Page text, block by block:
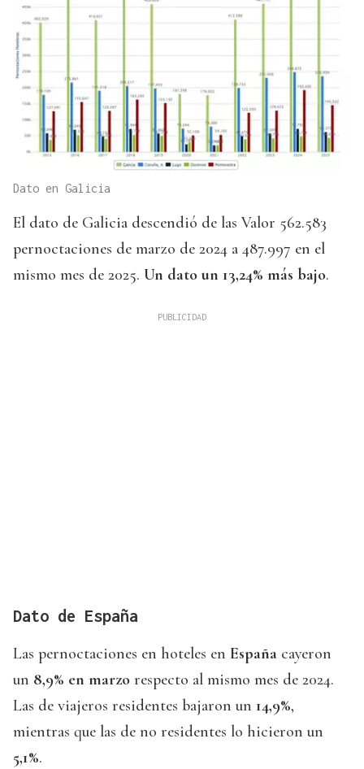
Dato en Galicia
El dato de Galicia descendió de las Valor 562.583
pernoctaciones de marzo de 2024 a 487.997 en el
mismo mes de 2025. Un dato un 13,24% más bajo.
Dato de España
Las pernoctaciones en hoteles en España cayeron
un 8,9% en marzo respecto al mismo mes de 2024.
Las de viajeros residentes bajaron un 14,9%,
mientras que las de no residentes lo hicieron un
5,1%.